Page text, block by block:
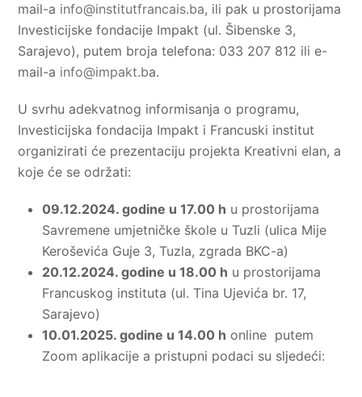
mail-a info@institutfrancais.ba, ili pak u prostorijama
Investicijske fondacije Impakt (ul. Šibenske 3,
Sarajevo), putem broja telefona: 033 207 812 ili e-
mail-a info@impakt.ba.
U svrhu adekvatnog informisanja o programu,
Investicijska fondacija Impakt i Francuski institut
organizirati će prezentaciju projekta Kreativni elan, a
koje će se održati:
09.12.2024. godine u 17.00 h u prostorijama
Savremene umjetničke škole u Tuzli (ulica Mije
Keroševića Guje 3, Tuzla, zgrada BKC-a)
20.12.2024. godine u 18.00 h u prostorijama
Francuskog instituta (ul. Tina Ujevića br. 17,
Sarajevo)
10.01.2025. godine u 14.00 h online putem
Zoom aplikacije a pristupni podaci su sljedeći: